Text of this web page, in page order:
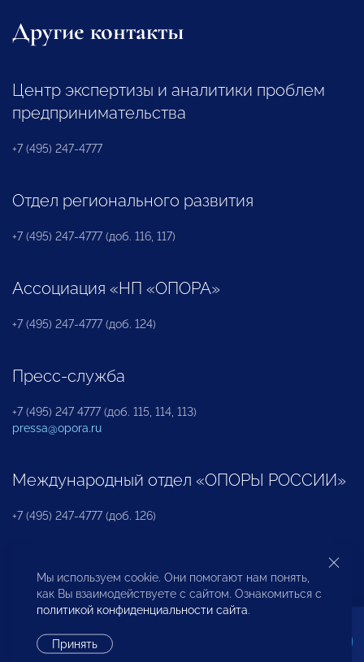
Другие контакты
Центр экспертизы и аналитики проблем
предпринимательства
+7 (495) 247-4777
Отдел регионального развития
+7 (495) 247-4777 (доб. 116, 117)
Ассоциация «НП «ОПОРА»
+7 (495) 247-4777 (доб. 124)
Пресс-служба
+7 (495) 247 4777 (доб. 115, 114, 113)
pressa@opora.ru
Международный отдел «ОПОРЫ РОССИИ»
+7 (495) 247-4777 (доб. 126)
Бюро по защите прав предпринимателей и
инвесторов
Мы используем cookie. Они помогают нам понять,
как Вы взаимодействуете с сайтом. Ознакомиться с
политикой конфиденциальности сайта.
Принять